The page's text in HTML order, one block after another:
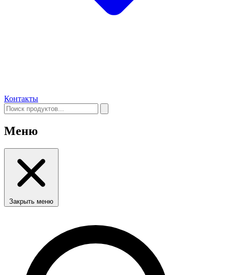
Контакты
Меню
Закрыть меню